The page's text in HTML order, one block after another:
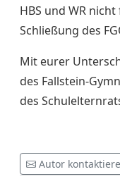
HBS und WR
Schließung des
Mit eurer
des Fallstein-
des
Autor